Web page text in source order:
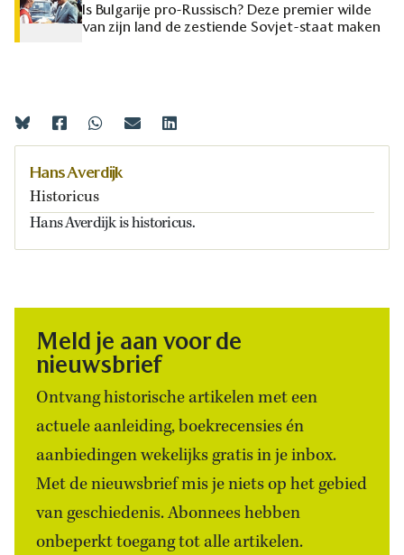
Is Bulgarije pro-Russisch? Deze premier wilde
van zijn land de zestiende Sovjet-staat maken
Hans Averdijk
Historicus
Hans Averdijk is historicus.
Meld je aan voor de
nieuwsbrief
Ontvang historische artikelen met een
actuele aanleiding, boekrecensies én
aanbiedingen wekelijks gratis in je inbox.
Met de nieuwsbrief mis je niets op het gebied
van geschiedenis. Abonnees hebben
onbeperkt toegang tot alle artikelen.